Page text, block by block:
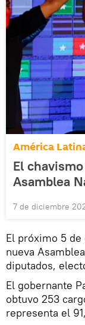
América
El
Asamblea
7 de diciembre
El próximo 5 de
nueva
diputados,
El gobernante
obtuvo 253
representa el